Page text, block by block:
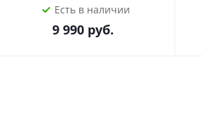
Есть в наличии
9 990руб.